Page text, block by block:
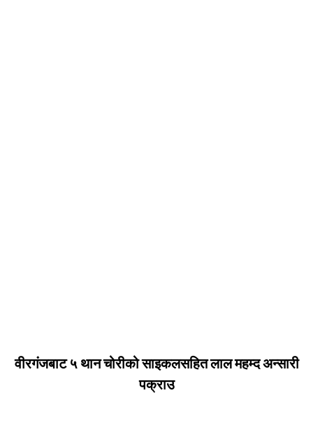
वीरगंजबाट ५ थान चोरीको साइकलसहित लाल महम्द अन्सारी
पक्राउ